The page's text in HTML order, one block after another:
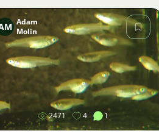
Zdjęcie
Adam
Molin
2471 4 1